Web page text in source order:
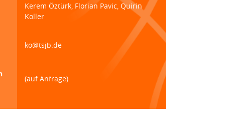
Kerem Öztürk, Florian Pavic, Quirin
Koller
ko@tsjb.de
(auf Anfrage)